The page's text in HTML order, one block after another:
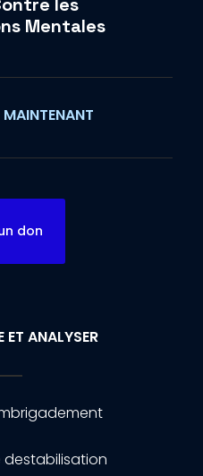
les
Mentales
don
ET ANALYSER
destabilisation